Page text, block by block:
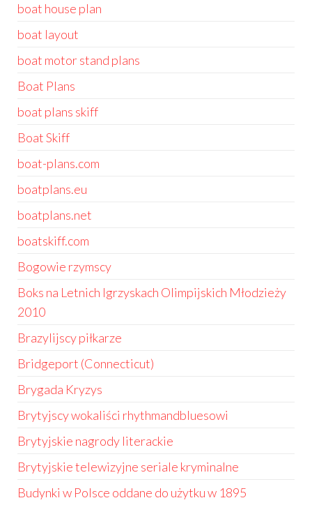
boat house plan
boat layout
boat motor stand plans
Boat Plans
boat plans skiff
Boat Skiff
boat-plans.com
boatplans.eu
boatplans.net
boatskiff.com
Bogowie rzymscy
Boks na Letnich Igrzyskach Olimpijskich Młodzieży
2010
Brazylijscy piłkarze
Bridgeport (Connecticut)
Brygada Kryzys
Brytyjscy wokaliści rhythmandbluesowi
Brytyjskie nagrody literackie
Brytyjskie telewizyjne seriale kryminalne
Budynki w Polsce oddane do użytku w 1895